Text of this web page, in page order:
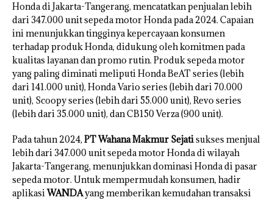
Honda di Jakarta-Tangerang, mencatatkan penjualan lebih
dari 347.000 unit sepeda motor Honda pada 2024. Capaian
ini menunjukkan tingginya kepercayaan konsumen
terhadap produk Honda, didukung oleh komitmen pada
kualitas layanan dan promo rutin. Produk sepeda motor
yang paling diminati meliputi Honda BeAT series (lebih
dari 141.000 unit), Honda Vario series (lebih dari 70.000
unit), Scoopy series (lebih dari 55.000 unit), Revo series
(lebih dari 35.000 unit), dan CB150 Verza (900 unit).
Pada tahun 2024, PT Wahana Makmur Sejatisukses menjual
lebih dari 347.000 unit sepeda motor Honda di wilayah
Jakarta-Tangerang, menunjukkan dominasi Honda di pasar
sepeda motor. Untuk mempermudah konsumen, hadir
aplikasiWANDAyang memberikan kemudahan transaksi